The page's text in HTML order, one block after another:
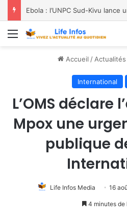
Menu
Accueil / Actualités
International
L’OMS déclare
Mpox une
publique
Life Infos Media 16
4 minutes de